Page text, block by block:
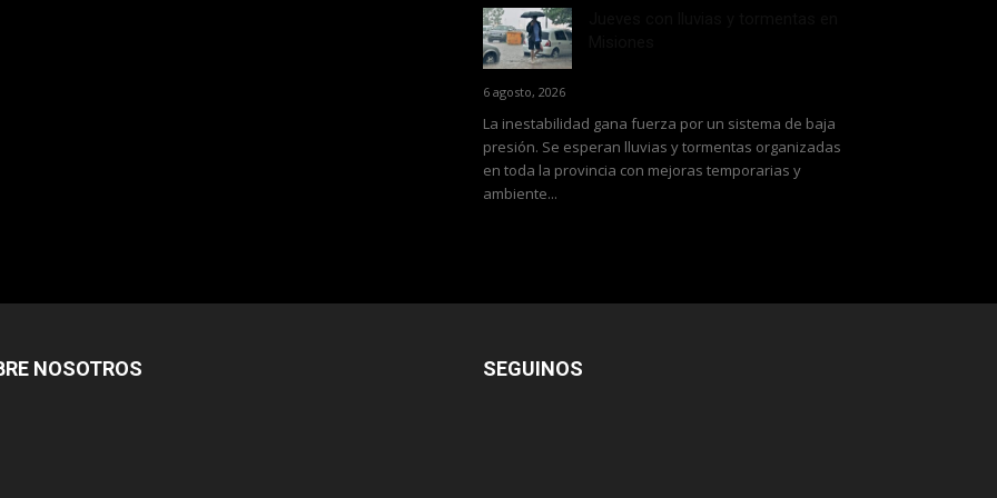
6 agosto, 2026
La inestabilidad gana fuerza por un sistema de baja
presión. Se esperan lluvias y tormentas organizadas
en toda la provincia con mejoras temporarias y
ambiente...
NOSOTROS SEGUINOS